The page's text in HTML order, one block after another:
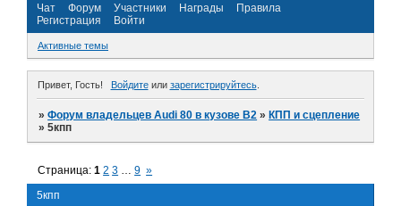
Чат Форум Участники Награды
Правила
Регистрация
Войти
Активные темы
Привет, Гость! Войдитеили зарегистрируйтесь.
»Форум владельцев Audi 80 в кузове В2 »КПП и сцепление
»5кпп
5кпп
Страница:1 2 3 … 9 »